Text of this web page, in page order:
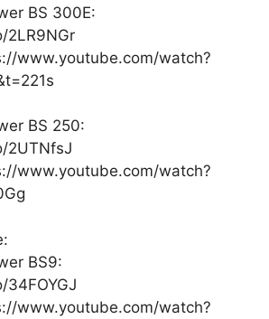
BS 300E:
2LR9NGr
www.youtube.com/watch?
BS 250:
2UTNfsJ
www.youtube.com/watch?
BS9:
www.youtube.com/watch?